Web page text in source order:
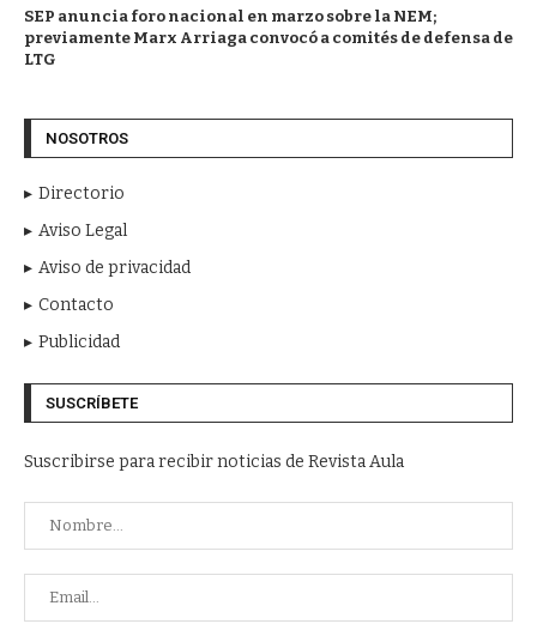
SEP anuncia foro nacional en marzo sobre la NEM;
previamente Marx Arriaga convocó a comités de defensa de
LTG
NOSOTROS
Directorio
Aviso Legal
Aviso de privacidad
Contacto
Publicidad
SUSCRÍBETE
Suscribirse para recibir noticias de Revista Aula